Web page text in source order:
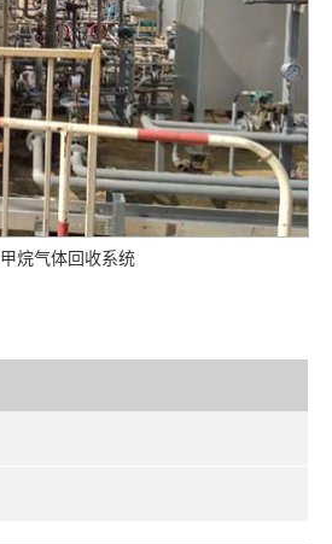
甲烷气体回收系统